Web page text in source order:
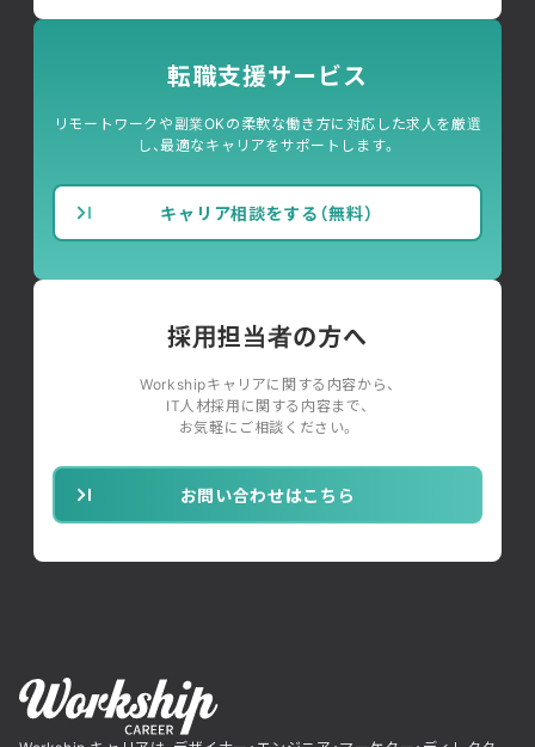
転職支援サービス
リモートワークや副業OKの柔軟な働き方に対応した求人を厳選
し、最適なキャリアをサポートします。
キャリア相談をする（無料）
採用担当者の方へ
Workshipキャリアに関する内容から、
IT人材採用に関する内容まで、
お気軽にご相談ください。
お問い合わせはこちら